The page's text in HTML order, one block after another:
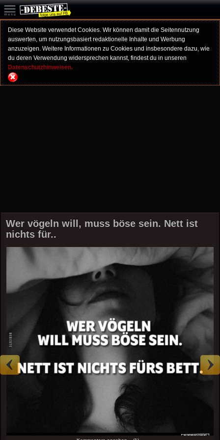
Diese Website verwendet Cookies. Wir können damit die Seitennutzung
auswerten, um nutzungsbasiert redaktionelle Inhalte und Werbung
anzuzeigen. Weitere Informationen zu Cookies und insbesondere dazu, wie
du deren Verwendung widersprechen kannst, findest du in unseren
Datenschutzhinweisen.
Wer vögeln will, muss böse sein. Nett ist
nichts für..